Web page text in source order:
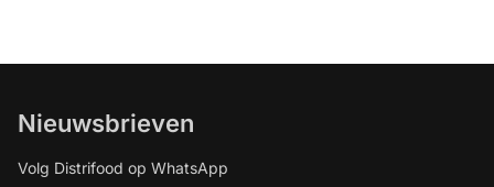
Nieuwsbrieven
Volg Distrifood op WhatsApp